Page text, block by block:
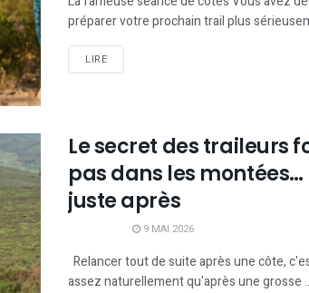
préparer votre prochain trail plus
LIRE
Le secret des traileurs
pas dans les
juste après
9 MAI 2026
Relancer tout de suite après une côte,
assez naturellement qu'après une grosse